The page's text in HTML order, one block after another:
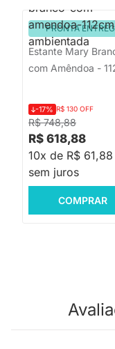
PRONTA
Estante Mary
com Amêndoa -
R$ 748,88
-17% R$ 130 OFF
R$ 618,88
10x de R$ 61,88
sem juros
COMPRAR